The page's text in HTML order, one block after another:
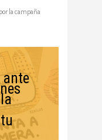
la campaña
ante